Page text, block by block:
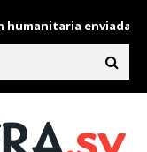
enviada a Venezuela